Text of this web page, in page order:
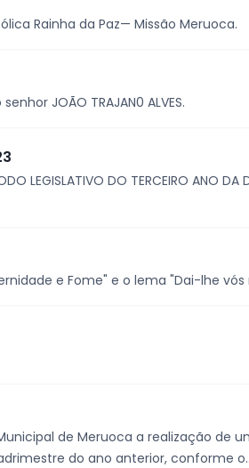
Rainha da Paz— Missão Meruoca.
JOÃO TRAJAN0 ALVES.
LEGISLATIVO DO TERCEIRO ANO DA
e Fome" e o lema "Dai-lhe
de Meruoca a realização de
do ano anterior, conforme